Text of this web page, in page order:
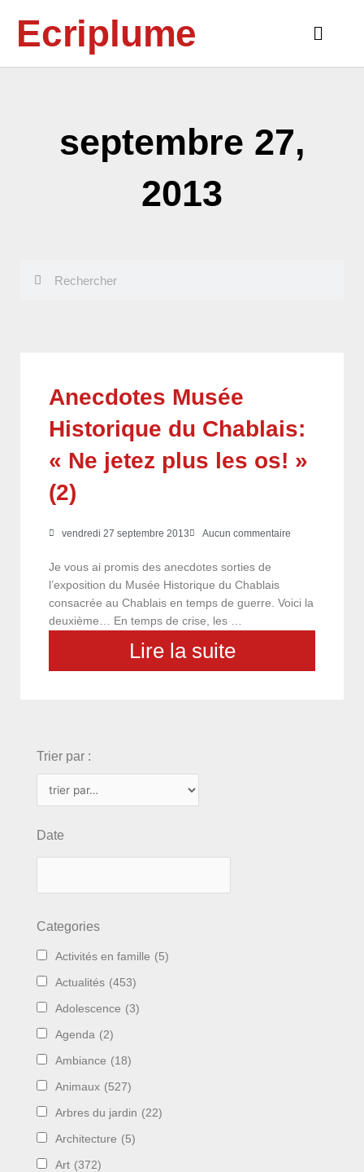
contenuEcriplume
Main
septembre 27,
2013
Anecdotes Musée
Historique du Chablais:
« Ne jetez plus les os! »
(2)
vendredi 27 septembre 2013 Aucun commentaire
Je vous ai promis des anecdotes sorties de
l’exposition du Musée Historique du Chablais
consacrée au Chablais en temps de guerre. Voici la
deuxième… En temps de crise, les …
Lire la suite
Trier par :
Date
Categories
Activités en famille (5)
Actualités (453)
Adolescence (3)
Agenda (2)
Ambiance (18)
Animaux (527)
Arbres du jardin (22)
Architecture (5)
Art (372)